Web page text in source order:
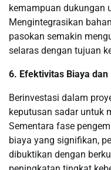
kemampuan dukungan
Mengintegrasikan
pasokan semakin
selaras dengan tujuan
6. Efektivitas Biaya
Berinvestasi dalam
keputusan sadar untuk
Sementara fase
biaya yang signifikan,
dibuktikan dengan